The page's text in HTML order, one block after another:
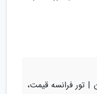
| تور فرانسه قیمت،